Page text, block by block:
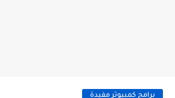
برامج كمبيوتر مفيدة